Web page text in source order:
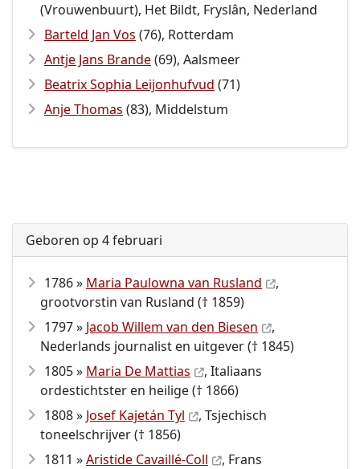
(Vrouwenbuurt), Het Bildt, Fryslân, Nederland
Barteld Jan Vos (76), Rotterdam
Antje Jans Brande(69), Aalsmeer
Beatrix Sophia Leijonhufvud (71)
Anje Thomas (83), Middelstum
Geboren op 4 februari
1786 » Maria Paulowna van Rusland
,
grootvorstin van Rusland († 1859)
1797 » Jacob Willem van den Biesen
,
Nederlands journalist en uitgever († 1845)
1805 » Maria De Mattias
, Italiaans
ordestichtster en heilige († 1866)
1808 » Josef Kajetán Tyl
, Tsjechisch
toneelschrijver († 1856)
1811 »Aristide Cavaillé-Coll
, Frans